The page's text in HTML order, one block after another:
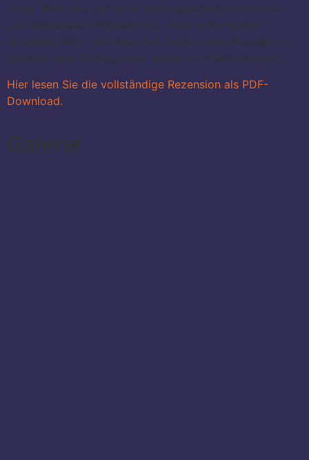
in der Weite des schönen (und rappelvollen) Himmels-
und Weltensaals Peterskirche. Gold in Momenten
absoluter Stille zwischen den Liedern und Messsätzen,
erwärmt vom Schlag vieler hunderter Festivalherzen…
Hier lesen Sie die vollständige Rezension als PDF-
Download.
Galerie